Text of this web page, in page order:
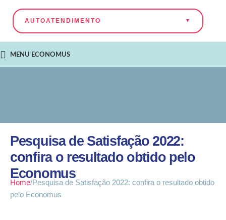
AUTOATENDIMENTO
MENU ECONOMUS
Pesquisa de Satisfação 2022:
confira o resultado obtido pelo
Economus
Home Pesquisa de Satisfação 2022: confira o resultado obtido
pelo Economus